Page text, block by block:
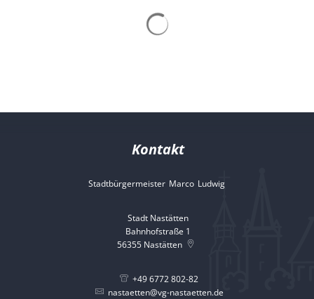
Werkzeuge,
Kontakt
Stadtbürgermeister Marco Ludwig
Stadt Nastätten
Bahnhofstraße 1
56355 Nastätten
+49 6772 802-82
nastaetten@vg-nastaetten.de